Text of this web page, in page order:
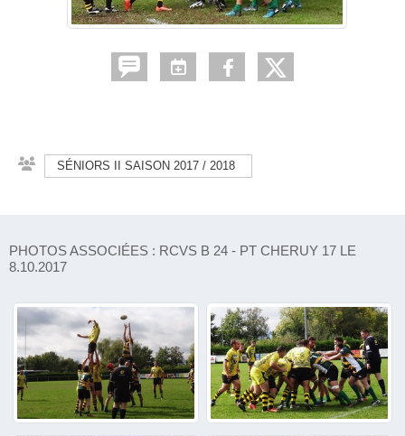
SÉNIORS II SAISON 2017 / 2018
PHOTOS ASSOCIÉES : RCVS B 24 - PT CHERUY 17 LE
8.10.2017